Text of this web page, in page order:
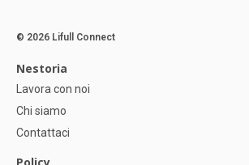
© 2026 Lifull Connect
Nestoria
Lavora con noi
Chi siamo
Contattaci